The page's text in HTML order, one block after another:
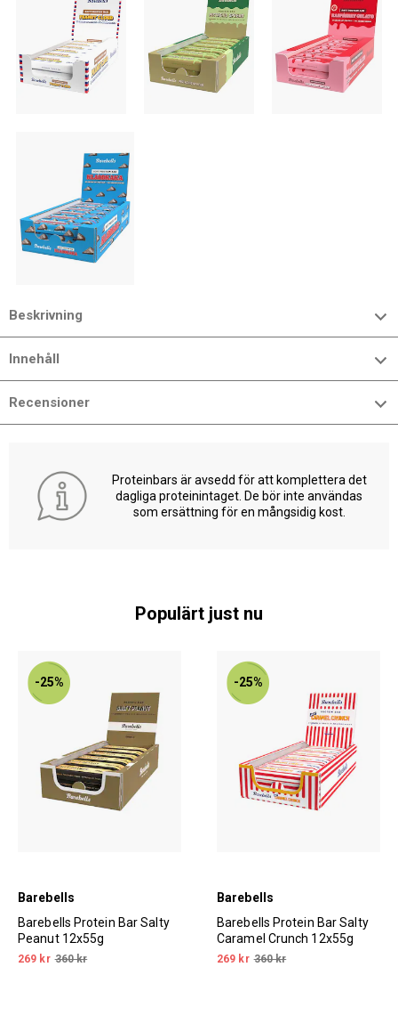
Beskrivning
Innehåll
Recensioner
Proteinbars är avsedd för att komplettera det
dagliga proteinintaget. De bör inte användas
som ersättning för en mångsidig kost.
Populärt just nu
-25%
Barebells
Barebells Protein Bar Salty
Peanut 12x55g
269 kr 360 kr
-25%
Barebells
Barebells Protein Bar Salty
Caramel Crunch 12x55g
269 kr 360 kr